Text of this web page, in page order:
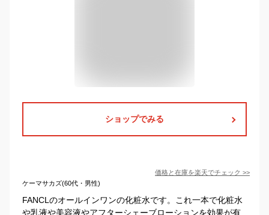
ショップでみる
価格と在庫を楽天でチェック >>
ケーマサカズ(60代・男性)
FANCLのオールインワンの化粧水です。これ一本で化粧水
や乳液や美容液やアフターシェーブローションを効果が有